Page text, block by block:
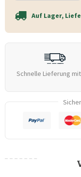
Auf Lager,
Schnelle Lieferung mit